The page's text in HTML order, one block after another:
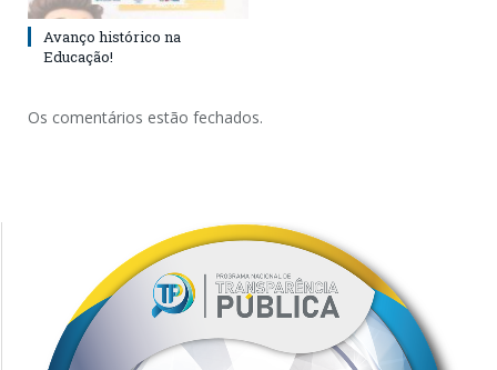
Avanço histórico na
Educação!
Os comentários estão fechados.